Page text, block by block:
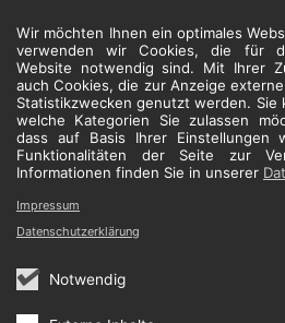
Wir möchten Ihnen ein optimales
verwenden wir Cookies, die für
Website notwendig sind. Mit Ihrer
auch Cookies, die zur Anzeige
Statistikzwecken genutzt werden. Sie
welche Kategorien Sie zulassen
dass auf Basis Ihrer Einstellungen
Funktionalitäten der Seite zur
Informationen finden Sie in unserer
Notwendig
Impressum
Datenschutzerklärung